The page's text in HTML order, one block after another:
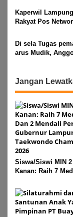
Idul Fitri di Way
Kaperwil
Rakyat Pos
DPC KWRI, Way
Mengucapkan
Di sela Tugas
arus Mudik,
Demi Selamatkan
Bocah 7 Tahun
Jangan
Siswa/Siswi MIN 2
Kanan: Raih 7
Gubernur
Taekwondo
2026